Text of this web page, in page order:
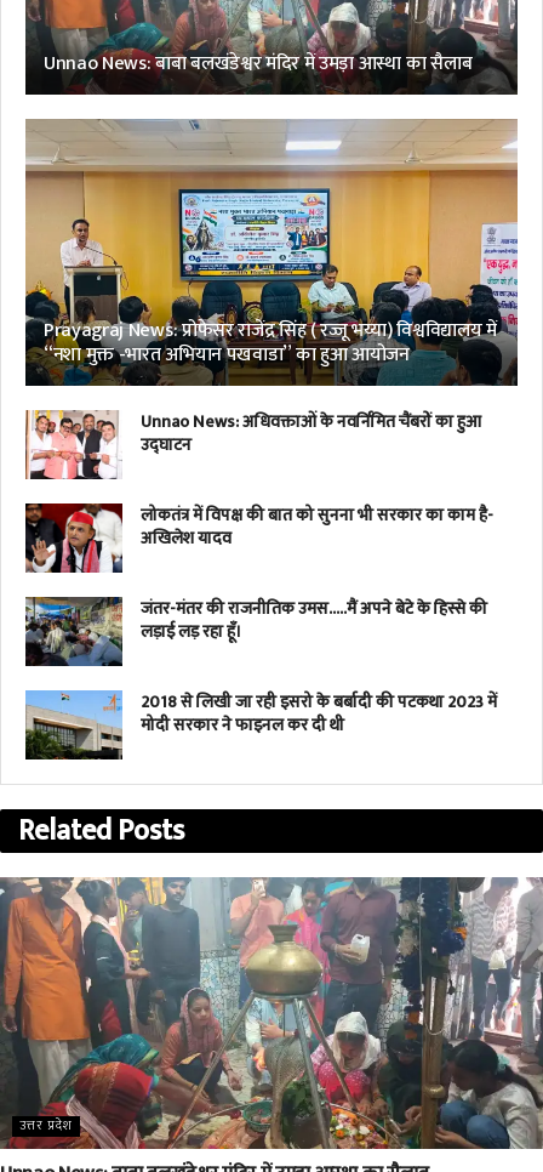
Unnao News: बाबा बलखंडेश्वर मंदिर में उमड़ा आस्था का सैलाब
Prayagraj News: प्रोफेसर राजेंद्र सिंह ( रज्जू भय्या) विश्वविद्यालय में
“नशा मुक्त -भारत अभियान पखवाडा” का हुआ आयोजन
Unnao News: अधिवक्ताओं के नवर्निमित चैंबरों का हुआ
उद्घाटन
लोकतंत्र में विपक्ष की बात को सुनना भी सरकार का काम है-
अखिलेश यादव
जंतर-मंतर की राजनीतिक उमस…..मैं अपने बेटे के हिस्से की
लड़ाई लड़ रहा हूँ।
2018 से लिखी जा रही इसरो के बर्बादी की पटकथा 2023 में
मोदी सरकार ने फाइनल कर दी थी
RelatedPosts
उत्तर प्रदेश